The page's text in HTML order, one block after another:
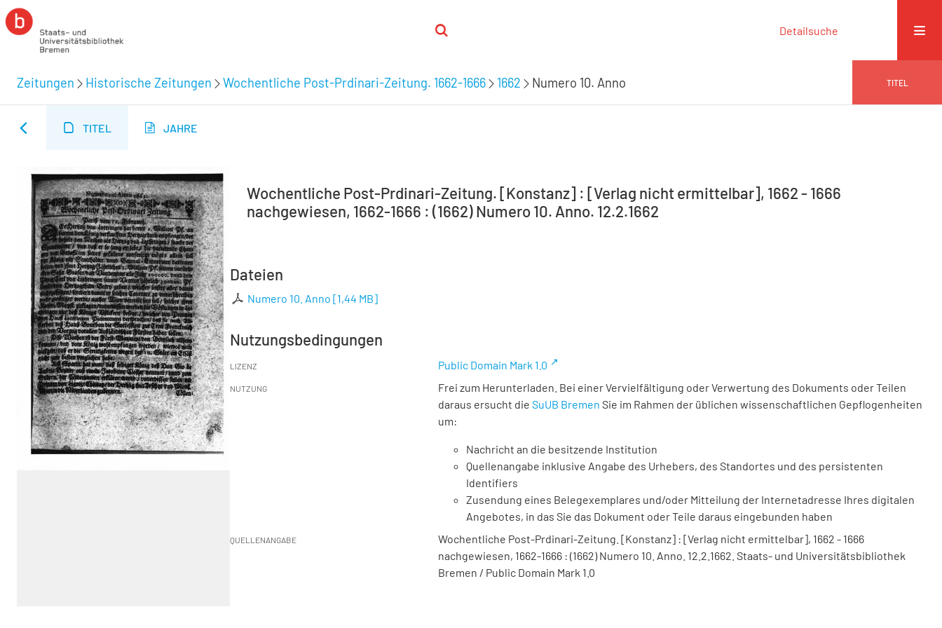
Detailsuche
Zeitungen Historische Zeitungen Wochentliche Post-Prdinari-Zeitung. 1662-1666 1662 Numero 10. Anno TITEL
TITEL JAHRE
Wochentliche Post-Prdinari-Zeitung. [Konstanz] : [Verlag nicht ermittelbar], 1662 - 1666
nachgewiesen, 1662-1666 : (1662) Numero 10. Anno. 12.2.1662
Dateien
Numero 10. Anno [1,44 MB]
Nutzungsbedingungen
LIZENZ Public Domain Mark 1.0
NUTZUNG
Frei zum Herunterladen. Bei einer Vervielfältigung oder Verwertung des Dokuments oder Teilen
daraus ersucht die SuUB Bremen Sie im Rahmen der üblichen wissenschaftlichen Gepflogenheiten
um:
Nachricht an die besitzende Institution
Quellenangabe inklusive Angabe des Urhebers, des Standortes und des persistenten
Identifiers
Zusendung eines Belegexemplares und/oder Mitteilung der Internetadresse Ihres digitalen
Angebotes, in das Sie das Dokument oder Teile daraus eingebunden haben
QUELLENANGABE
Wochentliche Post-Prdinari-Zeitung. [Konstanz] : [Verlag nicht ermittelbar], 1662 - 1666
nachgewiesen, 1662-1666 : (1662) Numero 10. Anno. 12.2.1662. Staats- und Universitätsbibliothek
Bremen / Public Domain Mark 1.0